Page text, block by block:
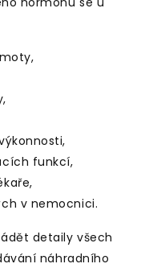
funkcí,
v nemocnici.
detaily všech
náhradního